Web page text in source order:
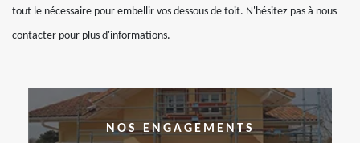
tout le nécessaire pour embellir vos dessous de toit. N'hésitez pas à nous
contacter pour plus d'informations.
NOS ENGAGEMENTS